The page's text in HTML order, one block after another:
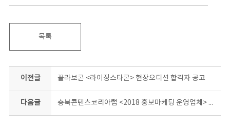
목록
이전글 꼴라보콘 <라이징스타콘> 현장오디션 합격자 공고
다음글 충북콘텐츠코리아랩 <2018 홍보마케팅 운영업체> 평가 결과 공개